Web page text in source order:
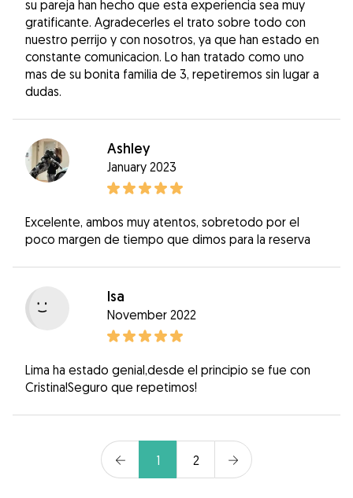
su pareja han hecho que esta experiencia sea muy
gratificante. Agradecerles el trato sobre todo con
nuestro perrijo y con nosotros, ya que han estado en
constante comunicacion. Lo han tratado como uno
mas de su bonita familia de 3, repetiremos sin lugar a
dudas.
Ashley
January 2023
Excelente, ambos muy atentos, sobretodo por el
poco margen de tiempo que dimos para la reserva
Isa
November 2022
Lima ha estado genial,desde el principio se fue con
Cristina!Seguro que repetimos!
1 2